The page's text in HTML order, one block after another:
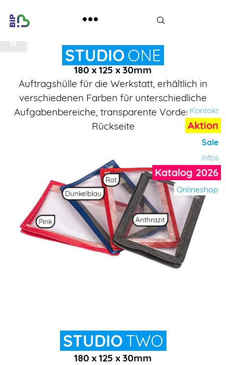
Werkzeugleiste öffnen
Kontakt
Aktion
Sale
Infos
Katalog 2026
Onlineshop
STUDIO ONE
180 x 125 x 30mm
Auftragshülle für die Werkstatt, erhältlich in
verschiedenen Farben für unterschiedliche
Aufgabenbereiche, transparente Vorder- und
Rückseite
Pink
Dunkelblau
Rot
Anthrazit
STUDIO TWO
180 x 125 x 30mm